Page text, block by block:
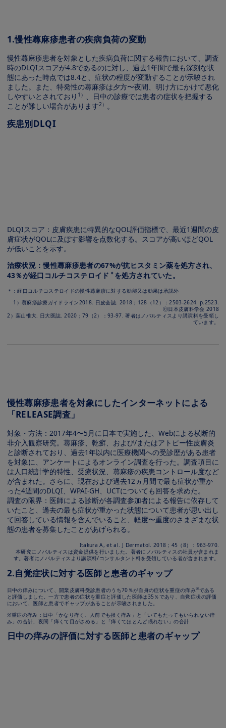
1.慢性蕁⿇疹患者の疾病負荷の変動
慢性蕁⿇疹患者を対象とした疾病負荷に関する報告において、調査
時のDLQIスコアが4.8であるのに対し、過去1年間で最も深刻な状
態にあった時点では8.4と、症状の程度が変動することが⽰唆され
ました。また、特発性の蕁⿇疹は⼣⽅〜夜間、明け⽅にかけて悪化
しやすいとされており 1） 、⽇中の診療では患者の症状を把握する
ことが難しい場合があります2） 。
疾患別DLQI
DLQIスコア：⽪膚疾患に特異的なQOL評価指標で、最近1週間の⽪
膚症状がQOLに及ぼす影響を点数化する。スコアが⾼いほどQOL
が低いことを⽰す。
治療状況：慢性蕁⿇疹患者の67%が抗ヒスタミン薬を処⽅され、
43％が経⼝コルチコステロイド ＊ を処⽅されていた。
＊：経⼝コルチコステロイドの慢性蕁⿇疹に対する効能⼜は効果は承認外
1）蕁⿇疹診療ガイドライン2018. ⽇⽪会誌. 2018；128（12）：2503-2624. p.2523.
ⓒ⽇本⽪膚科学会 2018
2）葉⼭惟⼤. ⽇⼤医誌. 2020；79（2）：93-97. 著者はノバルティスより講演料を受領し
ています。
慢性蕁⿇疹患者を対象にしたインターネットによる
「RELEASE調査」
対象・⽅法：2017年4〜5⽉に⽇本で実施した、Webによる横断的
⾮介⼊観察研究。蕁⿇疹、乾癬、および/またはアトピー性⽪膚炎
と診断されており、過去1年以内に医療機関への受診歴がある患者
を対象に、アンケートによるオンライン調査を⾏った。調査項⽬に
は⼈⼝統計学的特性、受療状況、蕁⿇疹の疾患コントロール度など
が含まれた。さらに、現在および過去12ヵ⽉間で最も症状が重か
った4週間のDLQI、WPAI-GH、UCTについても回答を求めた。
調査の限界：医師による診断が各調査参加者による報告に依存して
いたこと、過去の最も症状が重かった状態について患者が思い出し
て回答している情報を含んでいること、軽度〜重度のさまざまな状
態の患者を募集したことがあげられる。
Itakura A, et al. J Dermatol. 2018；45（8）：963-970.
本研究にノバルティスは資⾦提供を⾏いました。著者にノバルティスの社員が含まれま
す。著者にノバルティスより講演料/コンサルタント料を受領している者が含まれます。
2.⾃覚症状に対する医師と患者のギャップ
⽇中の痒みについて、開業⽪膚科受診患者のうち70％が⾃⾝の症状を重症の痒み※である
と評価しました。⼀⽅で患者の症状を重症と評価した医師は35％であり、⾃覚症状の評価
において、医師と患者でギャップがあることが⽰唆されました。
※重症の痒み：⽇中「かなり痒く、⼈前でも掻く痒み」と「いてもたってもいられない痒
み」の合計、夜間「痒くて⽬がさめる」と「痒くてほとんど眠れない」の合計
⽇中の痒みの評価に対する医師と患者のギャップ